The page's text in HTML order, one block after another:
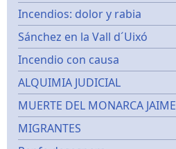
Incendios: dolor y rabia
Sánchez en la Vall d´Uixó
Incendio con causa
ALQUIMIA JUDICIAL
MUERTE DEL MONARCA
MIGRANTES